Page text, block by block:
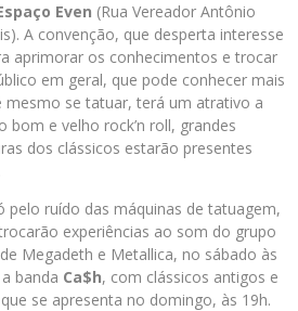
Even (Rua Vereador Antônio
A convenção, que desperta interesse
aprimorar os conhecimentos e trocar
em geral, que pode conhecer mais
mesmo se tatuar, terá um atrativo a
bom e velho rock’n roll, grandes
dos clássicos estarão presentes
pelo ruído das máquinas de tatuagem,
experiências ao som do grupo
Megadeth e Metallica, no sábado às
banda Ca$h, com clássicos antigos e
se apresenta no domingo, às 19h.